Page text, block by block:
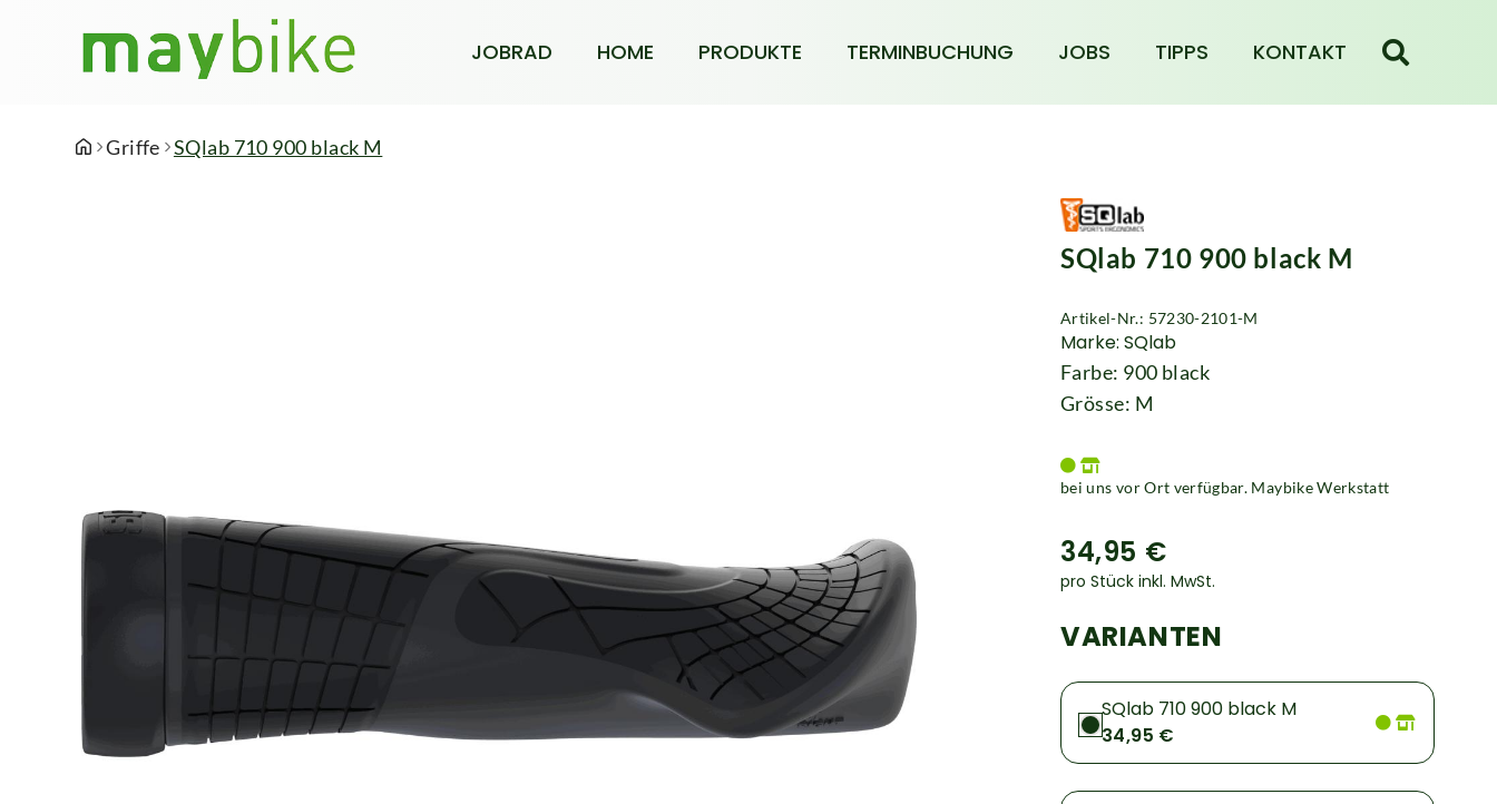
JOBRAD HOME PRODUKTE TERMINBUCHUNG JOBS TIPPS KONTAKT
Griffe SQlab 710 900 black M
SQlab 710 900 black M
Artikel-Nr.: 57230-2101-M
Marke: SQlab
Farbe: 900 black
Grösse: M
bei uns vor Ort verfügbar. Maybike Werkstatt
34,95 €
pro Stück inkl. MwSt.
VARIANTEN
SQlab 710 900 black M
34,95 €